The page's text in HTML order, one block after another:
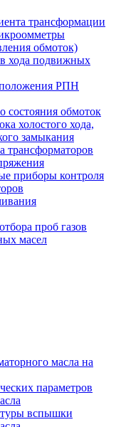
трансформации
обмоток)
хода подвижных
РПН
состояния обмоток
холостого хода,
замыкания
трансформаторов
приборы контроля
проб газов
масел
масла на
параметров
вспышки